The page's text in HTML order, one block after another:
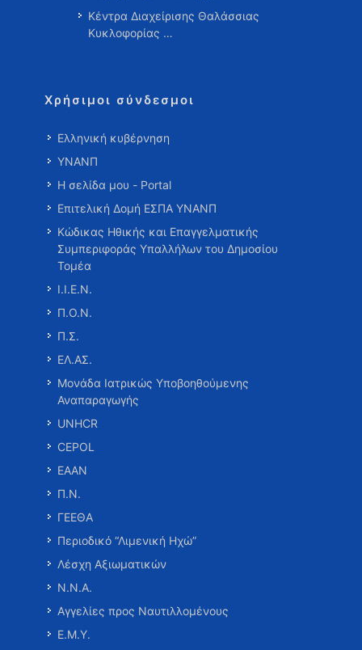
Κέντρα Διαχείρισης Θαλάσσιας
Κυκλοφορίας …
Χρήσιμοι σύνδεσμοι
Ελληνική κυβέρνηση
ΥΝΑΝΠ
Η σελίδα μου - Portal
Επιτελική Δομή ΕΣΠΑ ΥΝΑΝΠ
Κώδικας Ηθικής και Επαγγελματικής
Συμπεριφοράς Υπαλλήλων του Δημοσίου
Τομέα
Ι.Ι.Ε.Ν.
Π.Ο.Ν.
Π.Σ.
ΕΛ.ΑΣ.
Μονάδα Ιατρικώς Υποβοηθούμενης
Αναπαραγωγής
UNHCR
CEPOL
ΕΑΑΝ
Π.Ν.
ΓΕΕΘΑ
Περιοδικό “Λιμενική Ηχώ”
Λέσχη Αξιωματικών
Ν.Ν.Α.
Αγγελίες προς Ναυτιλλομένους
Ε.Μ.Υ.